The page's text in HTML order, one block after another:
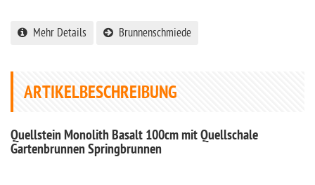
Mehr Details Brunnenschmiede
ARTIKELBESCHREIBUNG
Quellstein Monolith Basalt 100cm mit Quellschale
Gartenbrunnen Springbrunnen